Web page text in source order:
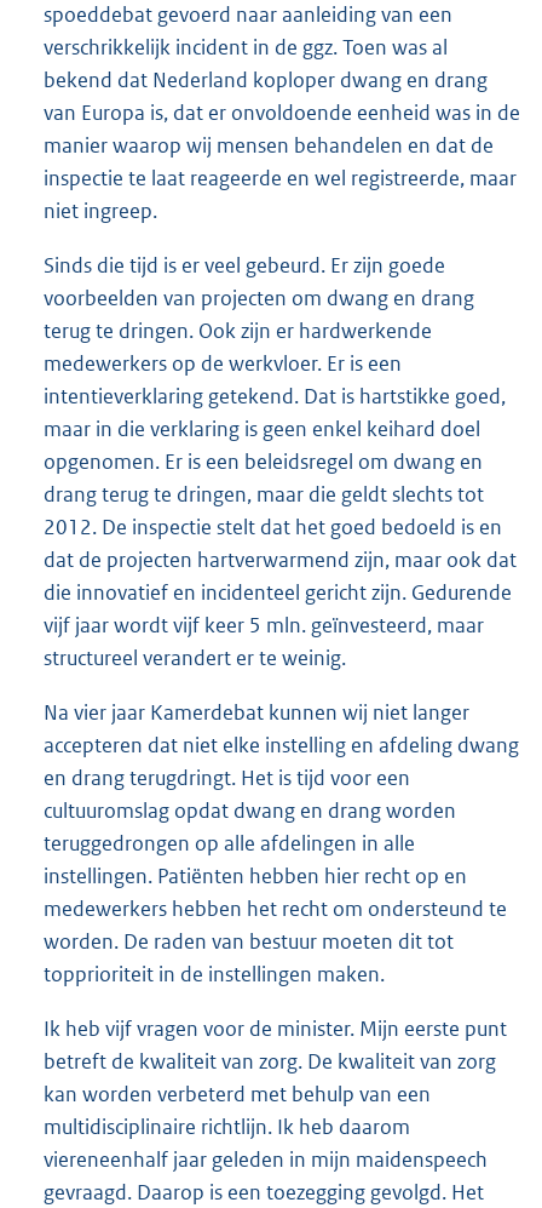
spoeddebat gevoerd naar aanleiding van een
verschrikkelijk incident in de ggz. Toen was al
bekend dat Nederland koploper dwang en drang
van Europa is, dat er onvoldoende eenheid was in de
manier waarop wij mensen behandelen en dat de
inspectie te laat reageerde en wel registreerde, maar
niet ingreep.
Sinds die tijd is er veel gebeurd. Er zijn goede
voorbeelden van projecten om dwang en drang
terug te dringen. Ook zijn er hardwerkende
medewerkers op de werkvloer. Er is een
intentieverklaring getekend. Dat is hartstikke goed,
maar in die verklaring is geen enkel keihard doel
opgenomen. Er is een beleidsregel om dwang en
drang terug te dringen, maar die geldt slechts tot
2012. De inspectie stelt dat het goed bedoeld is en
dat de projecten hartverwarmend zijn, maar ook dat
die innovatief en incidenteel gericht zijn. Gedurende
vijf jaar wordt vijf keer 5 mln. geïnvesteerd, maar
structureel verandert er te weinig.
Na vier jaar Kamerdebat kunnen wij niet langer
accepteren dat niet elke instelling en afdeling dwang
en drang terugdringt. Het is tijd voor een
cultuuromslag opdat dwang en drang worden
teruggedrongen op alle afdelingen in alle
instellingen. Patiënten hebben hier recht op en
medewerkers hebben het recht om ondersteund te
worden. De raden van bestuur moeten dit tot
topprioriteit in de instellingen maken.
Ik heb vijf vragen voor de minister. Mijn eerste punt
betreft de kwaliteit van zorg. De kwaliteit van zorg
kan worden verbeterd met behulp van een
multidisciplinaire richtlijn. Ik heb daarom
viereneenhalf jaar geleden in mijn maidenspeech
gevraagd. Daarop is een toezegging gevolgd. Het